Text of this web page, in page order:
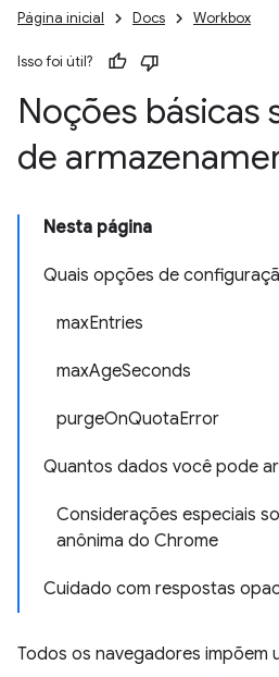
Página inicial Docs Workbox
Isso foi útil?
Noções básicas
de
Nesta página
Quais opções de
maxEntries
maxAgeSeconds
purgeOnQuotaError
Quantos dados você pode
Considerações especiais
anônima do Chrome
Cuidado com respostas
Todos os navegadores impõem